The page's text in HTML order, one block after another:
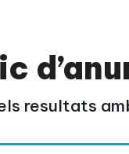
resultats